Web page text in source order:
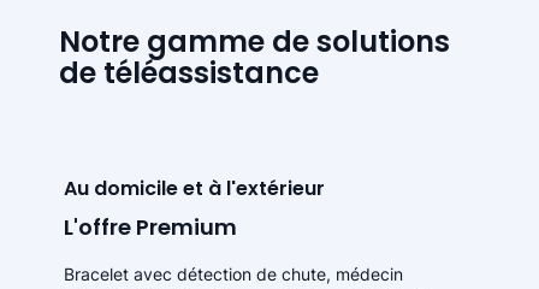
Notre gamme de solutions
de téléassistance
Au domicile et à l'extérieur
L'offre Premium
Bracelet avec détection de chute, médecin